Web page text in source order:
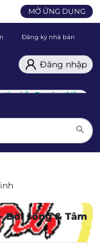
MỞ ỨNG DỤNG
Đăng ký nhà bán
Đăng nhập
Đời sống & Tâm